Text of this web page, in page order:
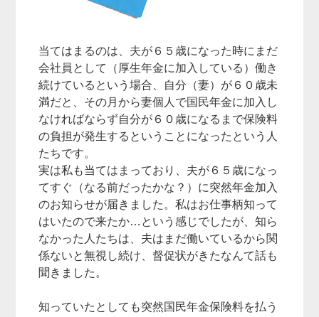
当てはまるのは、夫が６５歳になった時にまだ
会社員として（厚生年金に加入している）働き
続けているという場合、自分（妻）が６０歳未
満だと、その月から妻個人で国民年金に加入し
なければならず自分が６０歳になるまで保険料
の負担が発生するということになったという人
たちです。
実は私も当てはまっており、夫が６５歳になっ
てすぐ（なる前だったかな？）に突然年金加入
のお知らせが届きました。私はお仕事柄知って
はいたので来たか…という感じでしたが、知ら
なかった人たちは、夫はまだ働いているから関
係ないと無視し続け、督促状がきたなんて話も
聞きました。
知っていたとしても突然国民年金保険料を払う